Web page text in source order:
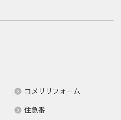
コメリリフォーム
住急番